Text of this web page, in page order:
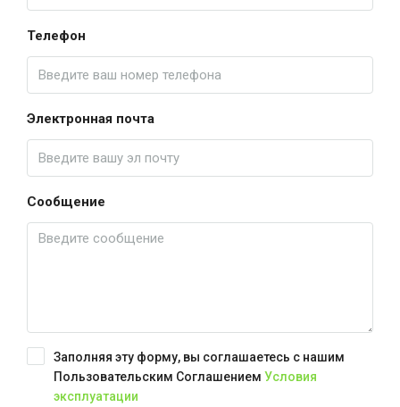
Телефон
Электронная почта
Сообщение
Заполняя эту форму, вы соглашаетесь с нашим
Пользовательским Соглашением Условия
эксплуатации